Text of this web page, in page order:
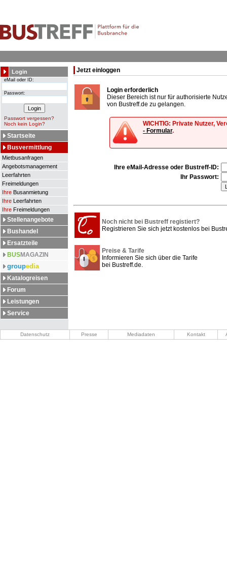
Login
eMail oder ID:
Passwort:
Passwort vergessen?
Noch kein Login?
Startseite
Busvermittlung
Mietbusanfragen
Angebotsmanagement
Leerfahrten
Freimeldungen
Ihre Busanmietung
Ihre Leerfahrten
Ihre Freimeldungen
Stellenangebote
Bushandel
Ersatzteile
BUSMAGAZIN
groupedia
Katalogreisen
Forum
Leistungen
Service
Jetzt einloggen
Login erforderlich
Dieser Bereich ist nur für authorisierte
von Bustreff.de zu gelangen.
WICHTIG: Private Nutzer,
- Formular.
Ihre eMail-Adresse oder Bustreff-ID:
Ihr Passwort:
Noch nicht bei Bustreff registiert?
Registrieren Sie sich jetzt kostenlos bei
Preise & Tarife
Informieren Sie sich über die Tarife
bei Bustreff.de.
Datenschutz Presse Mediadaten Kontakt